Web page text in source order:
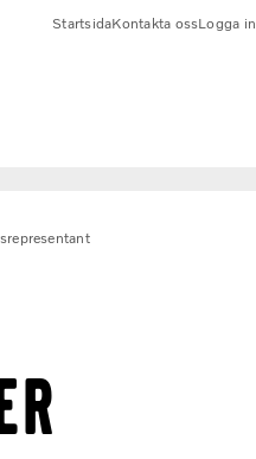
StartsidaKontakta ossLogga in